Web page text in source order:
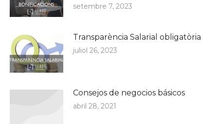
setembre 7, 2023
Transparència Salarial obligatòria
juliol 26, 2023
Consejos de negocios básicos
abril 28, 2021